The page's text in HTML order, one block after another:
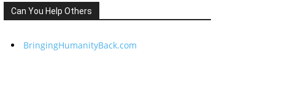
Can You Help Others
BringingHumanityBack.com